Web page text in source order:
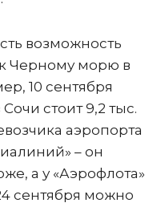
возможность
Черному морю в
10 сентября
стоит 9,2 тыс.
аэропорта
– он
а у «Аэрофлота»
сентября можно